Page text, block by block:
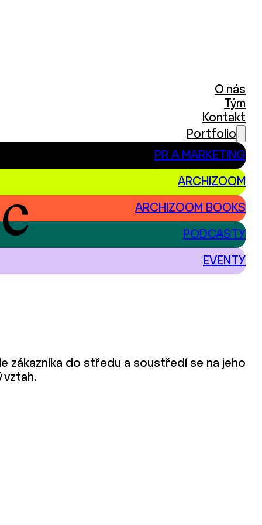
O nás
Tým
Kontakt
Portfolio
PR A MARKETING
ARCHIZOOM
ARCHIZOOM BOOKS
PODCASTY
EVENTY
zákazníka do středu a soustředí se na jeho
vztah.